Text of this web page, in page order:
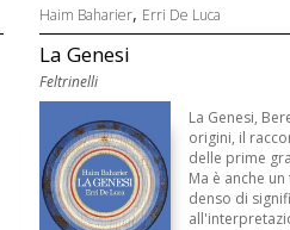
Haim Baharier, Erri De Luca
La Genesi
Feltrinelli
La Genesi,
origini, il
delle prime
Ma è anche
denso di